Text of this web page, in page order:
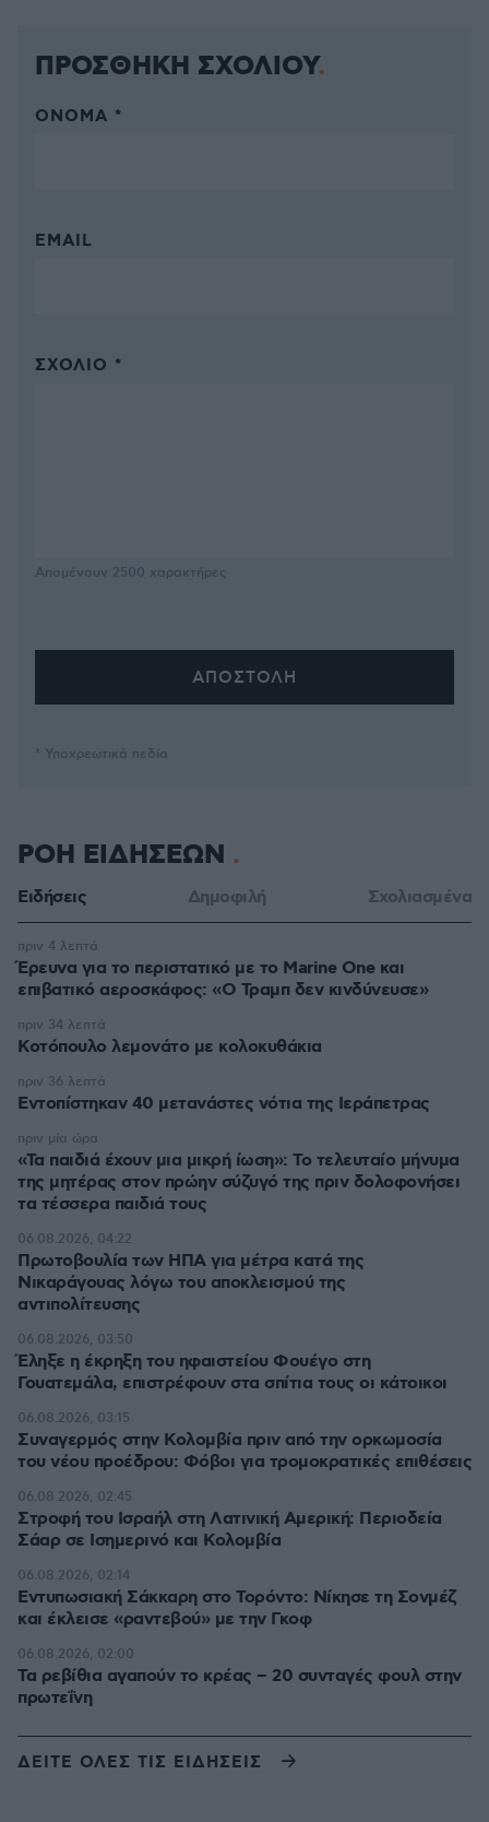
ΠΡΟΣΘΗΚΗ ΣΧΟΛΙΟΥ
ΌΝΟΜΑ *
EMAIL
ΣΧΌΛΙΟ *
Απομένουν 2500 χαρακτήρες
* Υποχρεωτικά πεδία
ΡΟΗ ΕΙΔΗΣΕΩΝ
Ειδήσεις Δημοφιλή Σχολιασμένα
Έρευνα για το περιστατικό με το Marine One και
επιβατικό αεροσκάφος: «Ο Τραμπ δεν κινδύνευσε»
πριν 4 λεπτά
Κοτόπουλο λεμονάτο με κολοκυθάκια
πριν 34 λεπτά
Εντοπίστηκαν 40 μετανάστες νότια της Ιεράπετρας
πριν 36 λεπτά
«Τα παιδιά έχουν μια μικρή ίωση»: Το τελευταίο μήνυμα
της μητέρας στον πρώην σύζυγό της πριν δολοφονήσει
τα τέσσερα παιδιά τους
πριν μία ώρα
Πρωτοβουλία των ΗΠΑ για μέτρα κατά της
Νικαράγουας λόγω του αποκλεισμού της
αντιπολίτευσης
06.08.2026, 04:22
Έληξε η έκρηξη του ηφαιστείου Φουέγο στη
Γουατεμάλα, επιστρέφουν στα σπίτια τους οι κάτοικοι
06.08.2026, 03:50
Συναγερμός στην Κολομβία πριν από την ορκωμοσία
του νέου προέδρου: Φόβοι για τρομοκρατικές επιθέσεις
06.08.2026, 03:15
Στροφή του Ισραήλ στη Λατινική Αμερική: Περιοδεία
Σάαρ σε Ισημερινό και Κολομβία
06.08.2026, 02:45
Εντυπωσιακή Σάκκαρη στο Τορόντο: Νίκησε τη Σονμέζ
και έκλεισε «ραντεβού» με την Γκοφ
06.08.2026, 02:14
Τα ρεβίθια αγαπούν το κρέας – 20 συνταγές φουλ στην
πρωτεΐνη
06.08.2026, 02:00
ΔΕΙΤΕ ΟΛΕΣ ΤΙΣ ΕΙΔΗΣΕΙΣ